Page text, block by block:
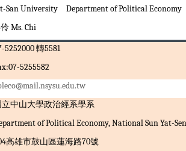
San University Department of Political Economy
Ms. Chi
5252000轉5581
5255582
立中山大學政治經系學系
of Political Economy, National Sun Yat-
高雄市鼓山區蓮海路70號